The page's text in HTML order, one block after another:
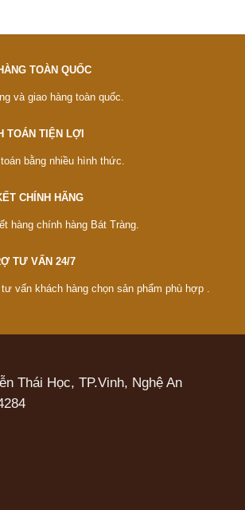
TOÀN QUỐC
và giao hàng toàn quốc.
TOÁN TIỆN LỢI
bằng nhiều hình thức.
CHÍNH HÃNG
hàng chính hàng Bát Tràng.
TƯ VẤN 24/7
vấn khách hàng chọn sản phẩm phù hợp .
Thái Học, TP.Vinh, Nghệ An